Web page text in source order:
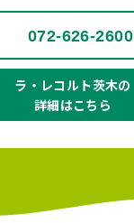
072-626-2600
ラ・レコルト茨木の
詳細はこちら